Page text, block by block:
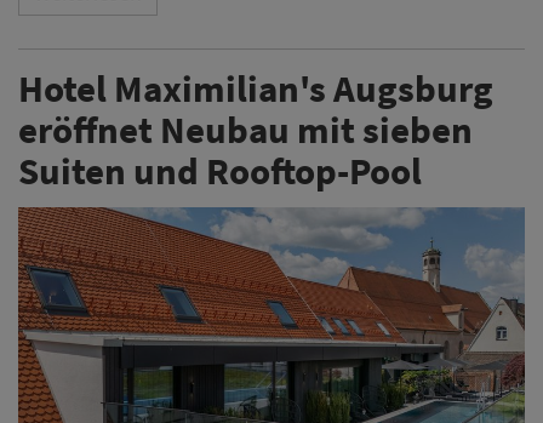
Das Hotel Maximilian's in Augsburg hat einen Neubau
in der Katharinengasse eröffnet. Die Erweiterung
umfasst für rund acht Millionen Euro sieben neue
Suiten sowie einen ganzjährig beheizten Pool auf dem
Dach des Gebäudes.